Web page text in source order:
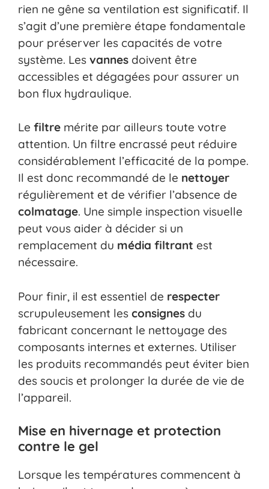
rien ne gêne sa ventilation est significatif. Il
s’agit d’une première étape fondamentale
pour préserver les capacités de votre
système. Les vannes doivent être
accessibles et dégagées pour assurer un
bon flux hydraulique.
Le filtre mérite par ailleurs toute votre
attention. Un filtre encrassé peut réduire
considérablement l’efficacité de la pompe.
Il est donc recommandé de le nettoyer
régulièrement et de vérifier l’absence de
colmatage. Une simple inspection visuelle
peut vous aider à décider si un
remplacement du média filtrant est
nécessaire.
Pour finir, il est essentiel de respecter
scrupuleusement les consignes du
fabricant concernant le nettoyage des
composants internes et externes. Utiliser
les produits recommandés peut éviter bien
des soucis et prolonger la durée de vie de
l’appareil.
Mise en hivernage et protection
contre le gel
Lorsque les températures commencent à